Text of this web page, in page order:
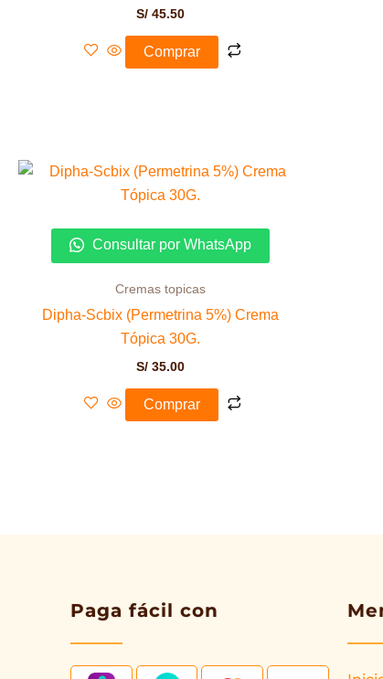
S/ 45.50
Comprar
Consultar por WhatsApp
Cremas topicas
Dipha-Scbix (Permetrina 5%) Crema
Tópica 30G.
S/ 35.00
Comprar
Paga fácil con